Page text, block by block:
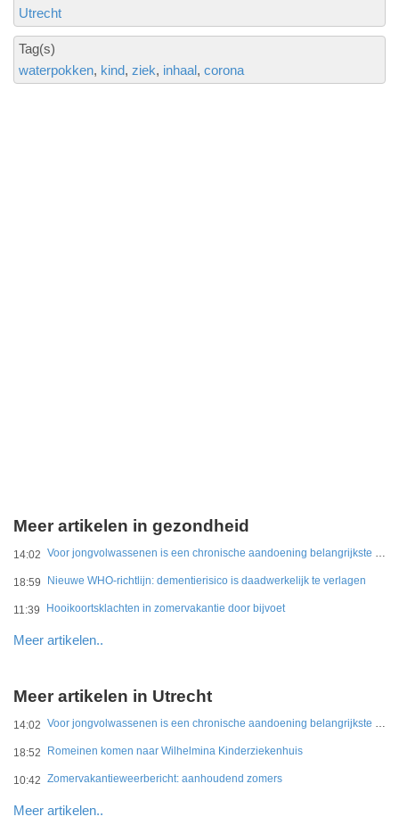
Utrecht
Tag(s)
waterpokken kind ziek inhaal corona
Meer artikelen in gezondheid
14:02 Voor jongvolwassenen is een chronische aandoening belangrijkste belemmering
18:59 Nieuwe WHO-richtlijn: dementierisico is daadwerkelijk te verlagen
11:39 Hooikoortsklachten in zomervakantie door bijvoet
Meer artikelen..
Meer artikelen in Utrecht
14:02 Voor jongvolwassenen is een chronische aandoening belangrijkste belemmering
18:52 Romeinen komen naar Wilhelmina Kinderziekenhuis
10:42 Zomervakantieweerbericht: aanhoudend zomers
Meer artikelen..